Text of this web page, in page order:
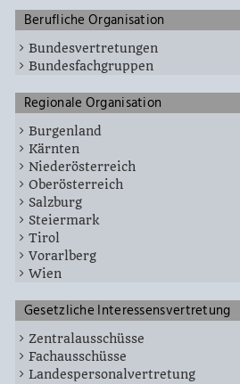
Berufliche Organisation
Bundesvertretungen
Bundesfachgruppen
Regionale Organisation
Burgenland
Kärnten
Niederösterreich
Oberösterreich
Salzburg
Steiermark
Tirol
Vorarlberg
Wien
Gesetzliche Interessensvertretung
Zentralausschüsse
Fachausschüsse
Landespersonalvertretung